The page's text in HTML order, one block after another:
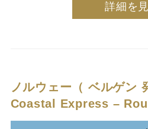
詳細を
ノルウェー（ ベルゲン
Coastal Express –